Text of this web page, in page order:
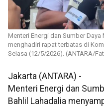
Menteri Energi dan Sumber
menghadiri rapat terbatas di
Selasa (12/5/2026). (ANTARA/
Jakarta (ANTARA) -
Menteri Energi dan
Bahlil Lahadalia